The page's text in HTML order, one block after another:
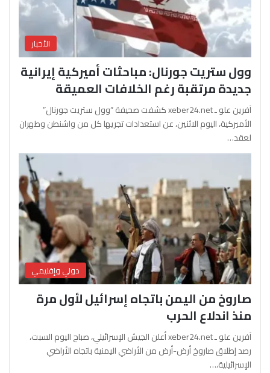
الأخبار
وول ستريت جورنال: مباحثات أميركية إيرانية
جديدة مرتقبة رغم الخلافات العميقة
آفرين علو ـ xeber24.net كشفت صحيفة “وول ستريت جورنال”
الأميركية، اليوم الاثنين، عن استعدادات تجريها كل من واشنطن وطهران
لعقد…
دولي وإقليمي
صاروخ من اليمن باتجاه إسرائيل لأول مرة
منذ اندلاع الحرب
آفرين علو ـ xeber24.net أعلن الجيش الإسرائيلي، صباح اليوم السبت،
رصد إطلاق صاروخ أرض-أرض من الأراضي اليمنية باتجاه الأراضي
الإسرائيلية،…